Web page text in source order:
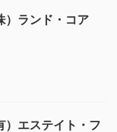
ランド・コア
エステイト・フ